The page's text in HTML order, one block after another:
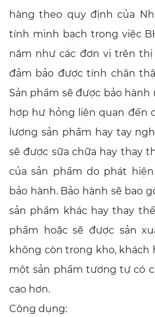
hàng theo quy định của
tính minh bạch trong việc
năm như các đơn vị trên
đảm bảo được tính chân
Sản phẩm sẽ được bảo
hợp hư hỏng liên quan đến
lượng sản phẩm hay tay
sẽ được sữa chữa hay thay
của sản phẩm do phát
bảo hành. Bảo hành sẽ bao
sản phẩm khác hay thay
phẩm hoặc sẽ được sản
không còn trong kho, khách
một sản phẩm tương tự có
cao hơn.
Công dụng: